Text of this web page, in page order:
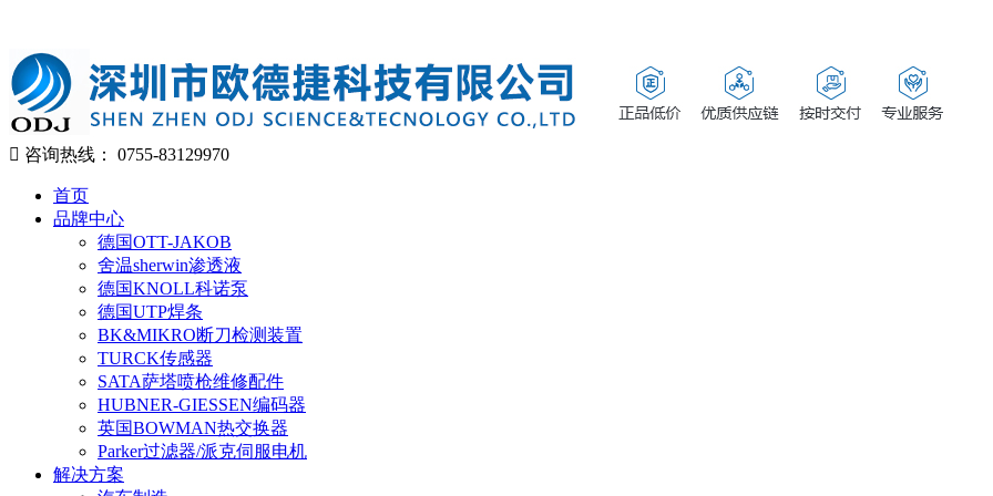
咨询热线： 0755-83129970
首页
品牌中心
德国OTT-JAKOB
舍温sherwin渗透液
德国KNOLL科诺泵
德国UTP焊条
BK&MIKRO断刀检测装置
TURCK传感器
SATA萨塔喷枪维修配件
HUBNER-GIESSEN编码器
英国BOWMAN热交换器
Parker过滤器/派克伺服电机
解决方案